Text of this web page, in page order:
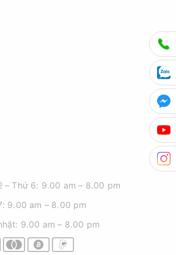
– Thứ 6: 9.00 am – 8.00 pm
9.00 am – 8.00 pm
9.00 am – 8.00 pm